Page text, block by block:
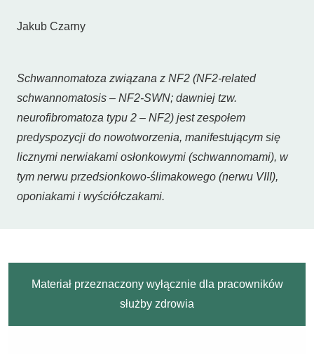
Jakub Czarny
Schwannomatoza związana z NF2 (NF2-related
schwannomatosis – NF2-SWN; dawniej tzw.
neurofibromatoza typu 2 – NF2) jest zespołem
predyspozycji do nowotworzenia, manifestującym się
licznymi nerwiakami osłonkowymi (schwannomami), w
tym nerwu przedsionkowo-ślimakowego (nerwu VIII),
oponiakami i wyściółczakami.
Materiał przeznaczony wyłącznie dla pracowników
służby zdrowia